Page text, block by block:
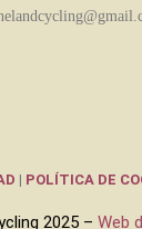
| POLÍTICA DE
2025 – Web